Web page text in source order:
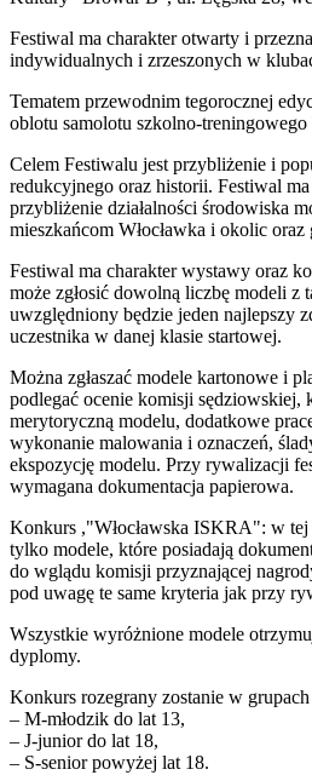
Festiwal ma charakter otwarty i
indywidualnych i zrzeszonych w
Tematem przewodnim tegorocznej
oblotu samolotu szkolno-treningowego
Celem Festiwalu jest przybliżenie i
redukcyjnego oraz historii. Festiwal
przybliżenie działalności środowiska
mieszkańcom Włocławka i okolic
Festiwal ma charakter wystawy oraz
może zgłosić dowolną liczbę modeli
uwzględniony będzie jeden najlepszy
uczestnika w danej klasie startowej.
Można zgłaszać modele kartonowe i
podlegać ocenie komisji sędziowskiej,
merytoryczną modelu, dodatkowe
wykonanie malowania i oznaczeń,
ekspozycję modelu. Przy rywalizacji
wymagana dokumentacja papierowa.
Konkurs ,"Włocławska ISKRA": w
tylko modele, które posiadają
do wglądu komisji przyznającej
pod uwagę te same kryteria jak przy
Wszystkie wyróżnione modele
dyplomy.
Konkurs rozegrany zostanie w
– M-młodzik do lat 13,
– J-junior do lat 18,
– S-senior powyżej lat 18.